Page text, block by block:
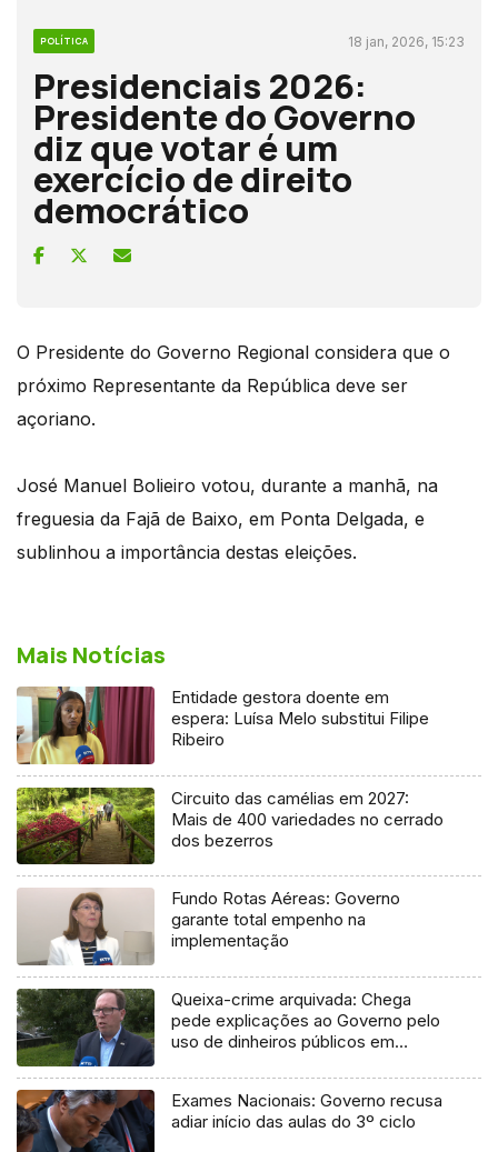
POLÍTICA 18 jan, 2026, 15:23
Presidenciais 2026:
Presidente do Governo
diz que votar é um
exercício de direito
democrático
O Presidente do Governo Regional considera que o
próximo Representante da República deve ser
açoriano.
José Manuel Bolieiro votou, durante a manhã, na
freguesia da Fajã de Baixo, em Ponta Delgada, e
sublinhou a importância destas eleições.
Mais Notícias
Entidade gestora doente em
espera: Luísa Melo substitui Filipe
Ribeiro
Circuito das camélias em 2027:
Mais de 400 variedades no cerrado
dos bezerros
Fundo Rotas Aéreas: Governo
garante total empenho na
implementação
Queixa-crime arquivada: Chega
pede explicações ao Governo pelo
uso de dinheiros públicos em
Exames Nacionais: Governo recusa
adiar início das aulas do 3º ciclo